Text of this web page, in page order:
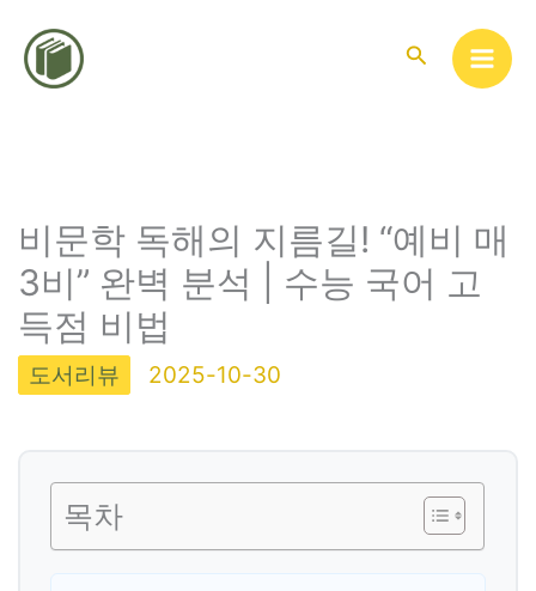
검
비문학 독해의 지름길! “예비 매
3비” 완벽 분석 | 수능 국어 고
득점 비법
도서리뷰 2025-10-30
목차